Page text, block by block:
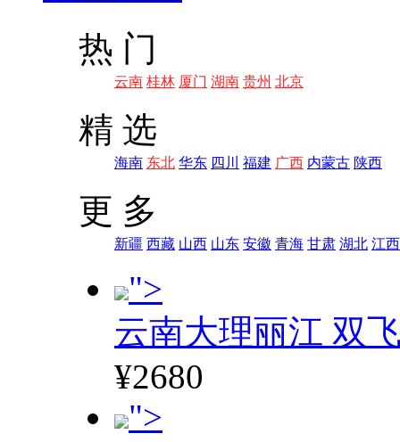
热 门
云南 桂林 厦门 湖南 贵州 北京
精 选
海南 东北 华东 四川 福建 广西 内蒙古 陕西
更 多
新疆 西藏 山西 山东 安徽 青海 甘肃 湖北 江西
">
云南大理丽江 双
¥2680
">